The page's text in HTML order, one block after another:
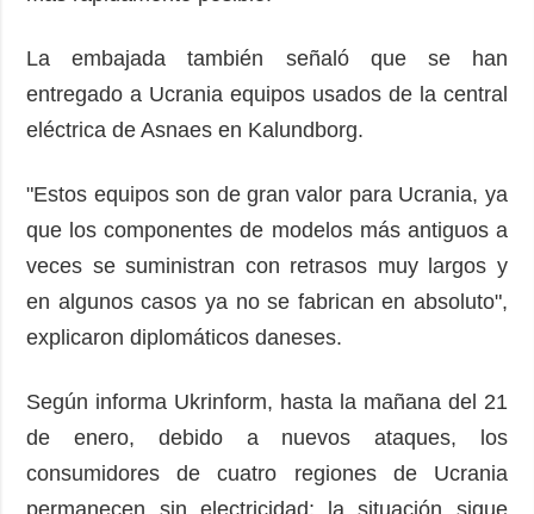
La embajada también señaló que se han
entregado a Ucrania equipos usados ​​de la central
eléctrica de Asnaes en Kalundborg.
"Estos equipos son de gran valor para Ucrania, ya
que los componentes de modelos más antiguos a
veces se suministran con retrasos muy largos y
en algunos casos ya no se fabrican en absoluto",
explicaron diplomáticos daneses.
Según informa Ukrinform, hasta la mañana del 21
de enero, debido a nuevos ataques, los
consumidores de cuatro regiones de Ucrania
permanecen sin electricidad; la situación sigue